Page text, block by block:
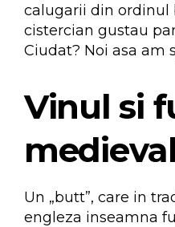
calugarii din ordinul
cistercian gustau
Ciudat? Noi asa am
Vinul si
medieval
Un „butt”, care in
engleza inseamna